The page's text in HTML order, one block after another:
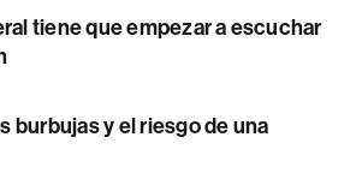
tiene que empezar a escuchar
burbujas y el riesgo de una